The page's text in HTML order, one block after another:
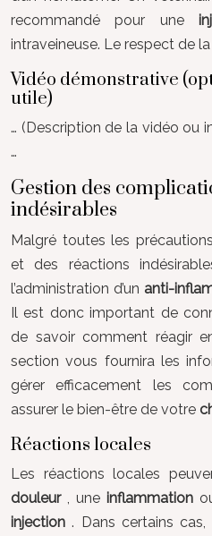
recommandé pour une
intraveineuse. Le respect de
Vidéo démonstrative
utile)
… (Description de la vidéo ou
…
Gestion des
indésirables
Malgré toutes les
et des réactions
l’administration d’un anti-
Il est donc important de
de savoir comment réagir
section vous fournira les
gérer efficacement les
assurer le bien-être de votre
Réactions locales
Les réactions locales
douleur
, une inflammation
injection. Dans certains